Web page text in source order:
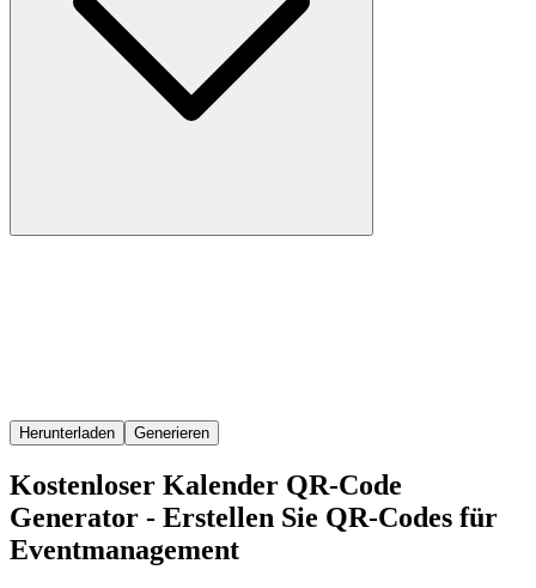
Herunterladen Generieren
Kostenloser Kalender QR-Code
Generator - Erstellen Sie QR-Codes für
Eventmanagement